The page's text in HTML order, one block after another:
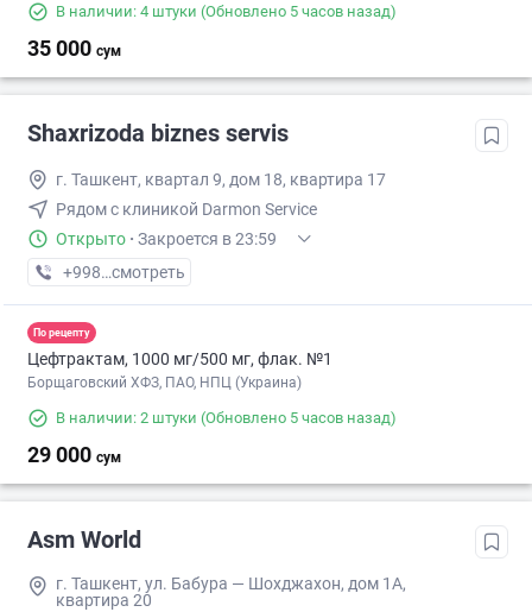
В наличии: 4 штуки (Обновлено 5 часов назад)
35 000 сум
Shaxrizoda biznes servis
г. Ташкент, квартал 9, дом 18, квартира 17
Рядом с клиникой Darmon Service
Открыто · Закроется в 23:59
+998 (33) XXX-XX-XX
смотреть
По рецепту
Цефтрактам, 1000 мг/500 мг, флак. №1
Борщаговский ХФЗ, ПАО, НПЦ (Украина)
В наличии: 2 штуки (Обновлено 5 часов назад)
29 000 сум
Asm World
г. Ташкент, ул. Бабура — Шохджахон, дом 1А,
квартира 20